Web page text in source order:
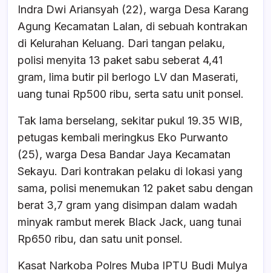
Indra Dwi Ariansyah (22), warga Desa Karang
Agung Kecamatan Lalan, di sebuah kontrakan
di Kelurahan Keluang. Dari tangan pelaku,
polisi menyita 13 paket sabu seberat 4,41
gram, lima butir pil berlogo LV dan Maserati,
uang tunai Rp500 ribu, serta satu unit ponsel.
Tak lama berselang, sekitar pukul 19.35 WIB,
petugas kembali meringkus Eko Purwanto
(25), warga Desa Bandar Jaya Kecamatan
Sekayu. Dari kontrakan pelaku di lokasi yang
sama, polisi menemukan 12 paket sabu dengan
berat 3,7 gram yang disimpan dalam wadah
minyak rambut merek Black Jack, uang tunai
Rp650 ribu, dan satu unit ponsel.
Kasat Narkoba Polres Muba IPTU Budi Mulya